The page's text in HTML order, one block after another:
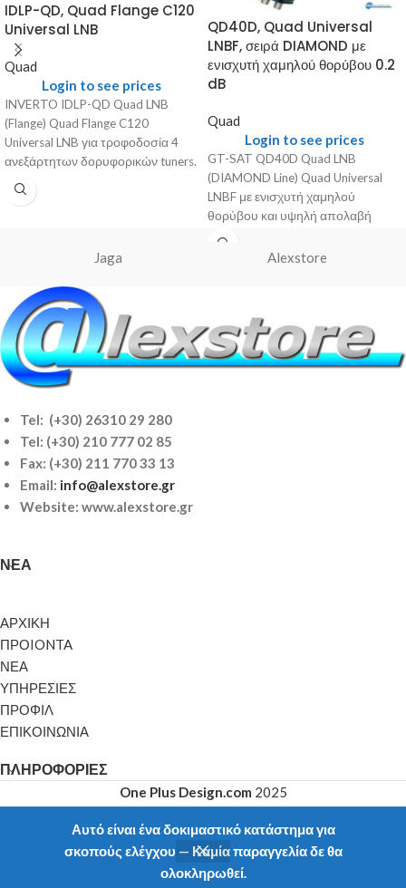
Αυτό είναι ένα δοκιμαστικό κατάστημα για
σκοπούς ελέγχου — Καμία παραγγελία δε θα
ολοκληρωθεί.
IDLP-QD, Quad Flange C120
Universal LNB
Quad
Login to see prices
INVERTO IDLP-QD Quad LNB
(Flange) Quad Flange C120
Universal LNB για τροφοδοσία 4
ανεξάρτητων δορυφορικών tuners.
Γενικά Χαρακτηριστικά Τύπος:
IDLP-QD
QD40D, Quad Universal
LNBF, σειρά DIAMOND με
ενισχυτή χαμηλού θορύβου 0.2
dB
Quad
Login to see prices
GT-SAT QD40D Quad LNB
(DIAMOND Line) Quad Universal
LNBF με ενισχυτή χαμηλού
θορύβου και υψηλή απολαβή
μετατροπής για τροφοδοσία 4
Jaga Alexstore
Tel: (+30) 26310 29 280
Tel: (+30) 210 777 02 85
Fax: (+30) 211 770 33 13
Email: info@alexstore.gr
Website: www.alexstore.gr
ΝΈΑ
ΑΡΧΙΚΗ
ΠΡΟIONTA
ΝΕΑ
ΥΠΗΡΕΣΙΕΣ
ΠΡΟΦΙΛ
ΕΠΙΚΟΙΝΩΝΙΑ
ΠΛΗΡΟΦΟΡΊΕΣ
One Plus Design.com 2025